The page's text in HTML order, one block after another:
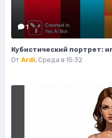
1
От Ardi, Среда в 15:32